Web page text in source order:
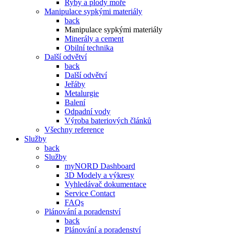
Ryby a plody moře
Manipulace sypkými materiály
back
Manipulace sypkými materiály
Minerály a cement
Obilní technika
Další odvětví
back
Další odvětví
Jeřáby
Metalurgie
Balení
Odpadní vody
Výroba bateriových článků
Všechny reference
Služby
back
Služby
myNORD Dashboard
3D Modely a výkresy
Vyhledávač dokumentace
Service Contact
FAQs
Plánování a poradenství
back
Plánování a poradenství